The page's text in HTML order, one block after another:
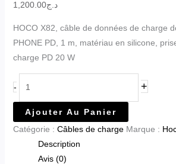
د.ج1,200.00
HOCO X82, câble de données de charge
PHONE PD, 1 m, matériau en silicone,
charge PD 20 W
- +
Ajouter Au Panier
Catégorie : Câbles de charge Marque :
Description
Avis (0)